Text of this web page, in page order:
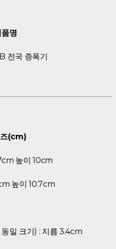
명
전국 증폭기
(cm)
높이 10cm
높이 10.7cm
일 크기) : 지름 3.4cm